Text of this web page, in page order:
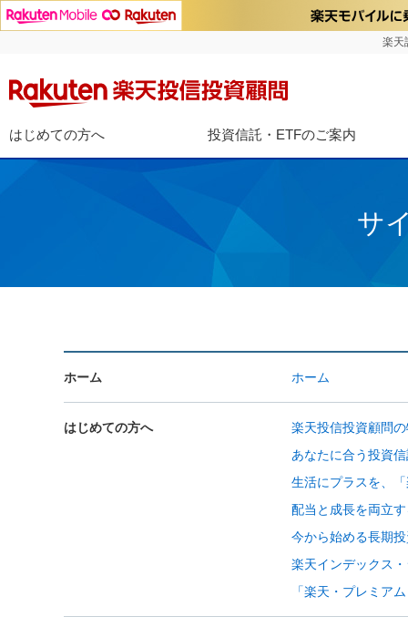
楽天
はじめての方へ 投資信託・ETFのご案内
サ
ホーム ホーム
はじめての方へ
楽天投信投資顧問
あなたに合う投資
生活にプラスを、
配当と成長を両立
今から始める長期
楽天インデックス
「楽天・プレミア